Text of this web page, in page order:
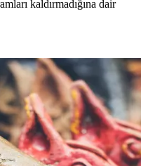
kaldırmadığına dair